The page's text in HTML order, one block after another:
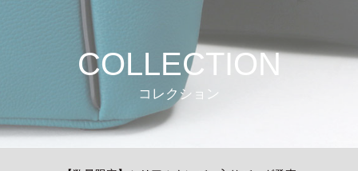
COLLECTION
コレクション